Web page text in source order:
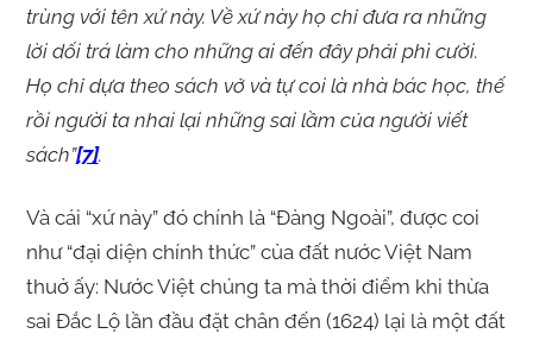
trùng với tên xứ này. Về xứ này họ chỉ đưa ra những
lời dối trá làm cho những ai đến đây phải phì cười.
Họ chỉ dựa theo sách vở và tự coi là nhà bác học, thế
rồi người ta nhai lại những sai lầm của người viết
sách”[7].
Và cái “xứ này” đó chính là “Đàng Ngoài”, được coi
như “đại diện chính thức” của đất nước Việt Nam
thuở ấy: Nước Việt chúng ta mà thời điểm khi thừa
sai Đắc Lộ lần đầu đặt chân đến (1624) lại là một đất